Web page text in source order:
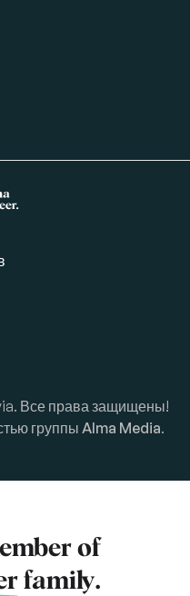
Все права защищены!
группы Alma Media.
of
family.